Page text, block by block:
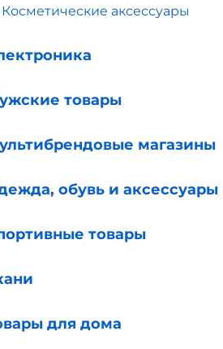
Косметические аксессуары
товары
магазины
обувь и аксессуары
товары
для дома